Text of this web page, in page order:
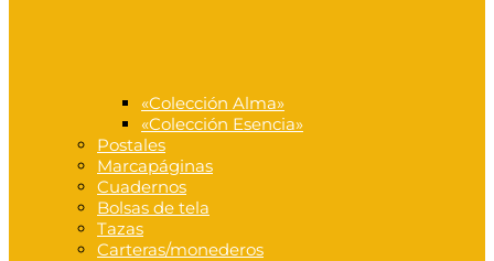
«Colección Alma»
«Colección Esencia»
Postales
Marcapáginas
Cuadernos
Bolsas de tela
Tazas
Carteras/monederos